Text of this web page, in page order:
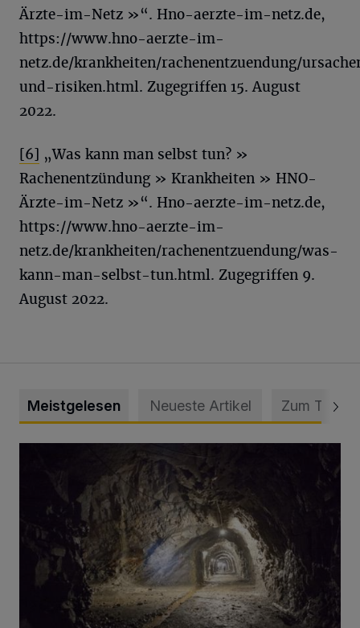
Ärzte-im-Netz »“. Hno-aerzte-im-netz.de,
https://www.hno-aerzte-im-
netz.de/krankheiten/rachenentzuendung/
und-risiken.html. Zugegriffen 15. August
2022.
[6] „Was kann man selbst tun? »
Rachenentzündung » Krankheiten » HNO-
Ärzte-im-Netz »“. Hno-aerzte-im-netz.de,
https://www.hno-aerzte-im-
netz.de/krankheiten/rachenentzuendung/was-
kann-man-selbst-tun.html. Zugegriffen 9.
August 2022.
Meistgelesen Neueste Artikel Zum Thema